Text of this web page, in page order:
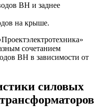
ВН и заднее
на крыше.
сочетанием
ВН в зависимости от
силовых